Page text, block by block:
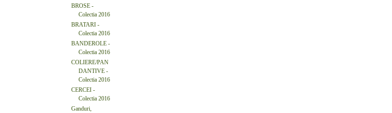
BROSE -
Colectia 2016
BRATARI -
Colectia 2016
BANDEROLE -
Colectia 2016
COLIERE/PAN
DANTIVE -
Colectia 2016
CERCEI -
Colectia 2016
Ganduri,